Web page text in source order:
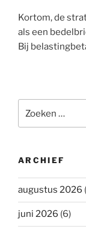
Kortom, de
als een
Bij
naar:
ARCHIEF
augustus 2026
juni 2026 (6)